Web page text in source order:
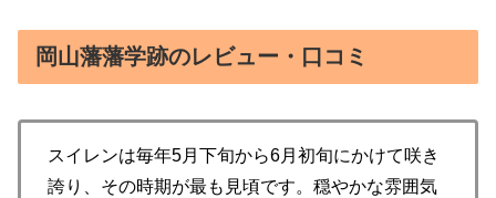
岡山藩藩学跡のレビュー・口コミ
スイレンは毎年5月下旬から6月初旬にかけて咲き
誇り、その時期が最も見頃です。穏やかな雰囲気